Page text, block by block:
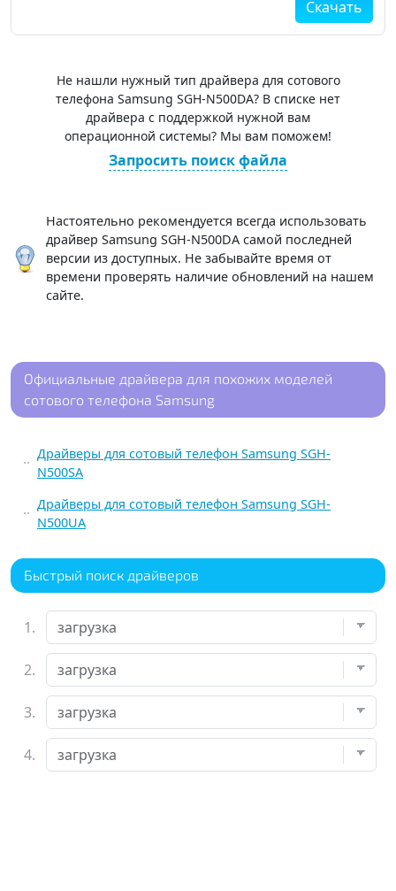
Скачать
Не нашли нужный тип драйвера для сотового
телефона Samsung SGH-N500DA? В списке нет
драйвера с поддержкой нужной вам
операционной системы? Мы вам поможем!
Запросить поиск файла
Настоятельно рекомендуется всегда использовать
драйвер Samsung SGH-N500DA самой последней
версии из доступных. Не забывайте время от
времени проверять наличие обновлений на нашем
сайте.
Официальные драйвера для похожих моделей
сотового телефона Samsung
Драйверы для сотовый телефон Samsung SGH-
N500SA
Драйверы для сотовый телефон Samsung SGH-
N500UA
Быстрый поиск драйверов
1.
2.
3.
4.